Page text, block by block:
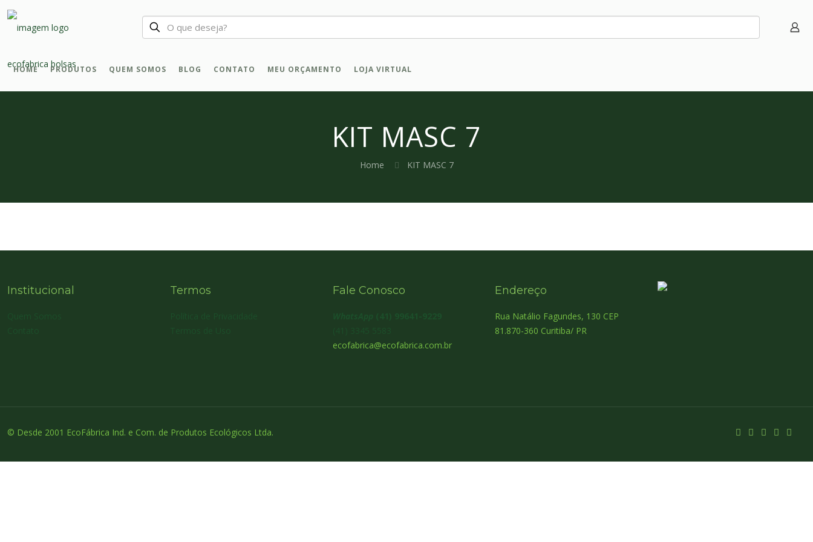
HOME PRODUTOS QUEM SOMOS BLOG CONTATO MEU ORÇAMENTO LOJA VIRTUAL
KIT MASC 7
Home KIT MASC 7
Institucional Termos Fale Conosco
ecofabrica@ecofabrica.com.br
Endereço
Rua Natálio Fagundes, 130 CEP
81.870-360 Curitiba/ PR
© Desde 2001 EcoFábrica Ind. e Com. de Produtos Ecológicos Ltda.